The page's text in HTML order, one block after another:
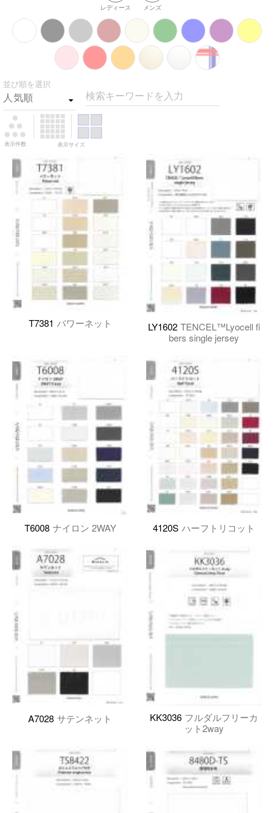
レディース メンズ
並び順を選択
検索キーワードを入力
表示件数 表示サイズ
T7381 パワーネット LY1602 TENCEL™Lyocell fi
bers single jersey
T6008 ナイロン 2WAY 4120S ハーフトリコット
A7028 サテンネット KK3036 フルダルフリーカ
ット2way